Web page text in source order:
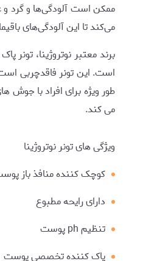
ممکن است آلودگی‌ها و گرد و
می‌کند تا این آلودگی‌های
برند معتبر نوتروژینا،
است. این تونر فاقدچربی است
می کند.
ویژگی های تونر نوتروژینا
کوچک کننده منافذ باز
دارای رایحه مطبوع
تنظیم ph پوست
پاک کننده تخصصی پوست